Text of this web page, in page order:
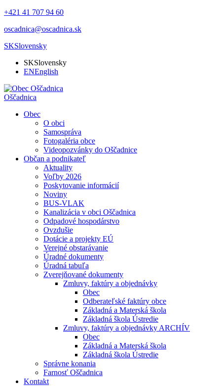
+421 41 707 94 60
oscadnica@oscadnica.sk
SKSlovensky
SKSlovensky
ENEnglish
Oščadnica
Obec
O obci
Samospráva
Fotogaléria obce
Videopozvánky do Oščadnice
Občan a podnikateľ
Aktuality
Voľby 2026
Poskytovanie informácií
Noviny
BUS-VLAK
Kanalizácia v obci Oščadnica
Odpadové hospodárstvo
Ovzdušie
Dotácie a projekty EÚ
Verejné obstarávanie
Úradné dokumenty
Úradná tabuľa
Zverejňované dokumenty
Zmluvy, faktúry a objednávky
Obec
Odberateľské faktúry obce
Základná a Materská škola
Základná škola Ústredie
Zmluvy, faktúry a objednávky ARCHÍV
Obec
Základná a Materská škola
Základná škola Ústredie
Správne konania
Farnosť Oščadnica
Kontakt